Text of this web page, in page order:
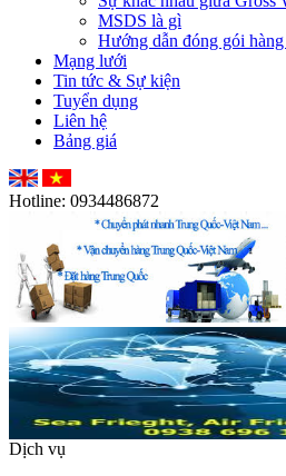
MSDS là gì
Hướng dẫn đóng gói
Mạng lưới
Tin tức & Sự kiện
Tuyển dụng
Liên hệ
Bảng giá
Hotline: 0934486872
Dịch vụ